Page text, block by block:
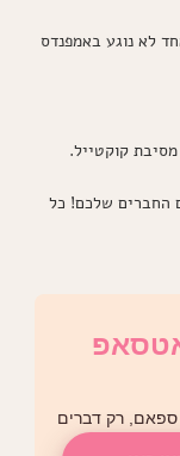
לא נוגע באמפנדס
קוקטייל.
החברים שלכם! כל
ספאם, רק דברים